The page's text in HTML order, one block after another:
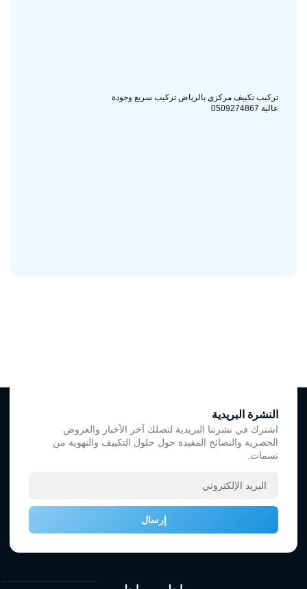
تركيب تكييف مركزي بالرياض تركيب سريع وجودة
عالية 0509274867
النشرة البريدية
اشترك في نشرتنا البريدية لتصلك آخر الأخبار والعروض
الحصرية والنصائح المفيدة حول حلول التكييف والتهوية من
نسمات.
إرسال